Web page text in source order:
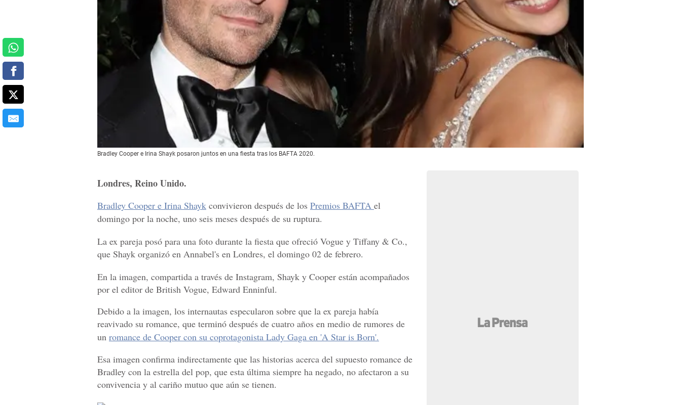
Bradley Cooper e Irina Shayk posaron juntos en una fiesta tras los BAFTA 2020.
Londres, Reino Unido.
Bradley Cooper e Irina Shayk convivieron después de los Premios BAFTA el
domingo por la noche, uno seis meses después de su ruptura.
La ex pareja posó para una foto durante la fiesta que ofreció Vogue y Tiffany & Co.,
que Shayk organizó en Annabel's en Londres, el domingo 02 de febrero.
En la imagen, compartida a través de Instagram, Shayk y Cooper están acompañados
por el editor de British Vogue, Edward Enninful.
Debido a la imagen, los internautas especularon sobre que la ex pareja había
reavivado su romance, que terminó después de cuatro años en medio de rumores de
un romance de Cooper con su coprotagonista Lady Gaga en 'A Star is Born'.
Esa imagen confirma indirectamente que las historias acerca del supuesto romance de
Bradley con la estrella del pop, que esta última siempre ha negado, no afectaron a su
convivencia y al cariño mutuo que aún se tienen.